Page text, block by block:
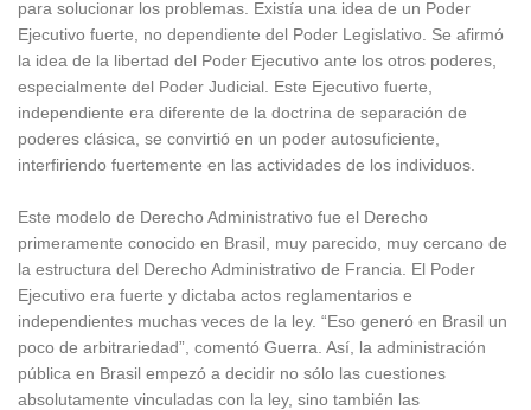
para solucionar los problemas. Existía una idea de un Poder
Ejecutivo fuerte, no dependiente del Poder Legislativo. Se afirmó
la idea de la libertad del Poder Ejecutivo ante los otros poderes,
especialmente del Poder Judicial. Este Ejecutivo fuerte,
independiente era diferente de la doctrina de separación de
poderes clásica, se convirtió en un poder autosuficiente,
interfiriendo fuertemente en las actividades de los individuos.
Este modelo de Derecho Administrativo fue el Derecho
primeramente conocido en Brasil, muy parecido, muy cercano de
la estructura del Derecho Administrativo de Francia. El Poder
Ejecutivo era fuerte y dictaba actos reglamentarios e
independientes muchas veces de la ley. “Eso generó en Brasil un
poco de arbitrariedad”, comentó Guerra. Así, la administración
pública en Brasil empezó a decidir no sólo las cuestiones
absolutamente vinculadas con la ley, sino también las